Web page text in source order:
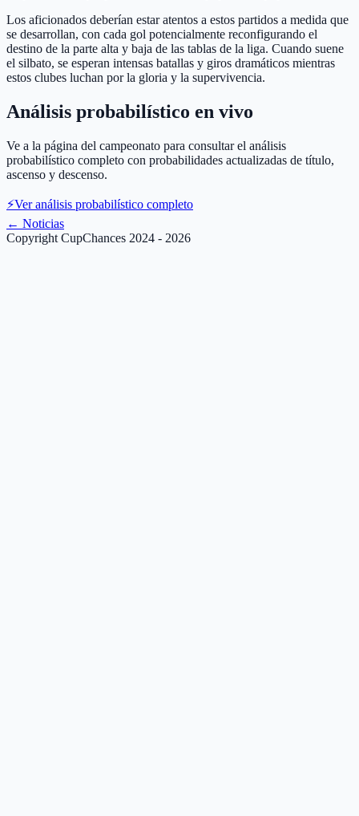
Los aficionados deberían estar atentos a estos partidos a medida que
se desarrollan, con cada gol potencialmente reconfigurando el
destino de la parte alta y baja de las tablas de la liga. Cuando suene
el silbato, se esperan intensas batallas y giros dramáticos mientras
estos clubes luchan por la gloria y la supervivencia.
Análisis probabilístico en vivo
Ve a la página del campeonato para consultar el análisis
probabilístico completo con probabilidades actualizadas de título,
ascenso y descenso.
⚡Ver análisis probabilístico completo
← Noticias
Copyright CupChances 2024 - 2026